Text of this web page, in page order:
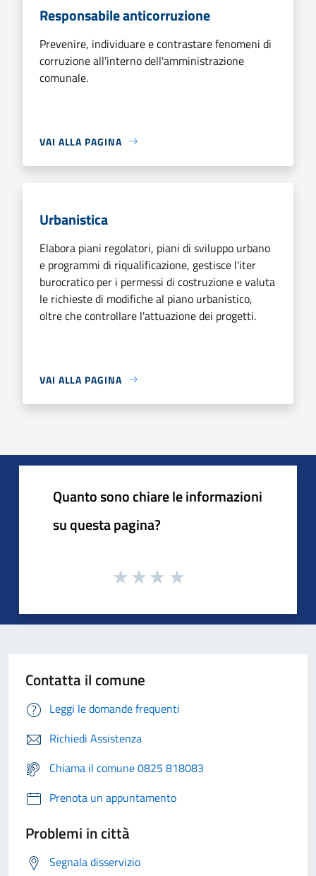
Responsabile anticorruzione
Prevenire, individuare e contrastare fenomeni di
corruzione all'interno dell'amministrazione
comunale.
VAI ALLA PAGINA
Urbanistica
Elabora piani regolatori, piani di sviluppo urbano
e programmi di riqualificazione, gestisce l'iter
burocratico per i permessi di costruzione e valuta
le richieste di modifiche al piano urbanistico,
oltre che controllare l'attuazione dei progetti.
VAI ALLA PAGINA
Quanto sono chiare le informazioni
su questa pagina?
Contatta il comune
Leggi le domande frequenti
Richiedi Assistenza
Chiama il comune 0825 818083
Prenota un appuntamento
Problemi in città
Segnala disservizio